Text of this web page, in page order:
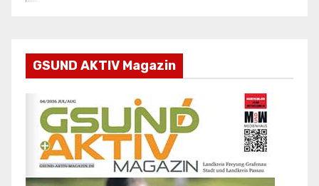
GSUND AKTIV Magazin